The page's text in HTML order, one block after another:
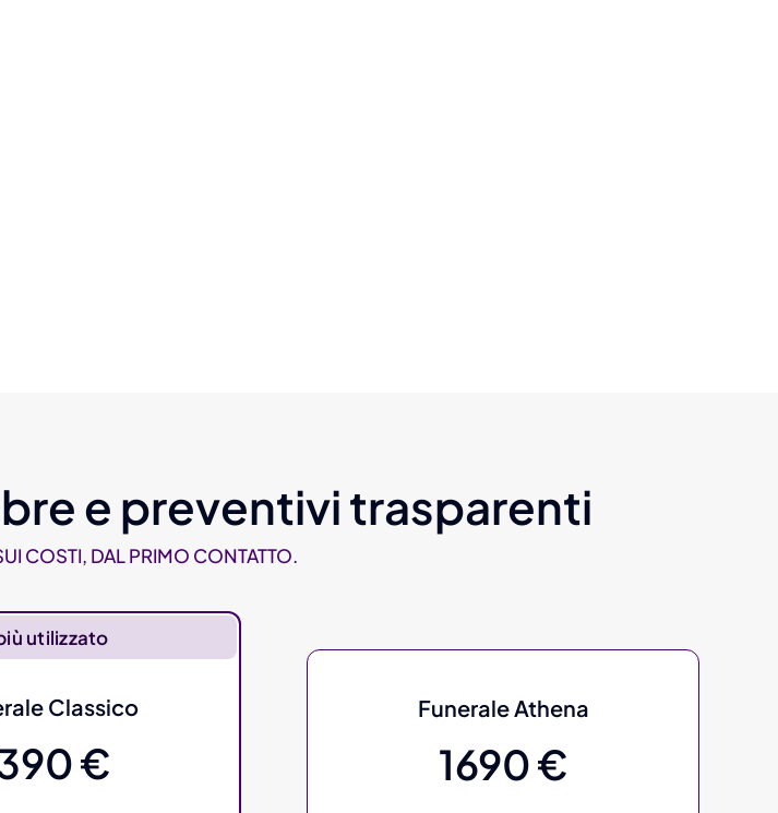
e preventivi trasparenti
COSTI, DAL PRIMO CONTATTO.
utilizzato
Classico
€
Funerale Athena
1690 €